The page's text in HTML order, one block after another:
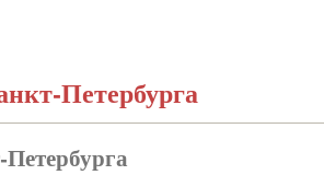
Петербурга